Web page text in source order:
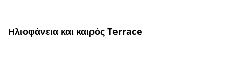
Ηλιοφάνεια και καιρός Terrace